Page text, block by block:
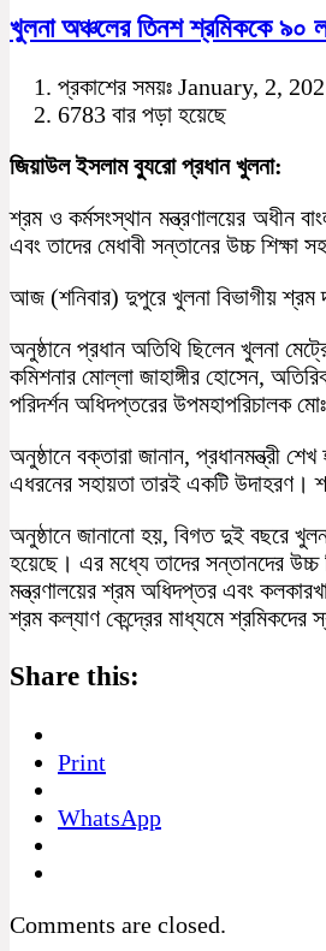
খুলনা অঞ্চলের তিনশ শ্রমিককে ৯০
প্রকাশের সময়ঃ January, 2,
6783 বার পড়া হয়েছে
জিয়াউল ইসলাম ব্যুরো প্রধান খুলনা:
শ্রম ও কর্মসংস্থান মন্ত্রণালয়ের অধীন
এবং তাদের মেধাবী সন্তানের উচ্চ
আজ (শনিবার) দুপুরে খুলনা বিভাগীয় শ্রম
অনুষ্ঠানে প্রধান অতিথি ছিলেন খুলনা
কমিশনার মোল্লা জাহাঙ্গীর হোসেন,
পরিদর্শন অধিদপ্তরের উপমহাপরিচালক
অনুষ্ঠানে বক্তারা জানান, প্রধানমন্ত্রী
এধরনের সহায়তা তারই একটি উদাহরণ।
অনুষ্ঠানে জানানো হয়, বিগত দুই বছরে
হয়েছে। এর মধ্যে তাদের সন্তানদের উচ্চ
মন্ত্রণালয়ের শ্রম অধিদপ্তর এবং
শ্রম কল্যাণ কেন্দ্রের মাধ্যমে শ্রমিকদের
Share this:
Print
WhatsApp
Comments are closed.